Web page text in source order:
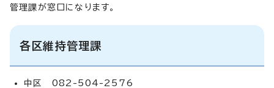
管理課が窓口になります。
各区維持管理課
中区 082-504-2576